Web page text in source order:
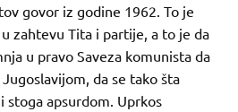
govor iz godine 1962. To je
zahtevu Tita i partije, a to je da
u pravo Saveza komunista da
da se tako šta
apsurdom. Uprkos